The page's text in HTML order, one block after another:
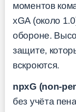
моментов
xGA (около
обороне.
защите,
вскроются.
npxG (non-
без учёта